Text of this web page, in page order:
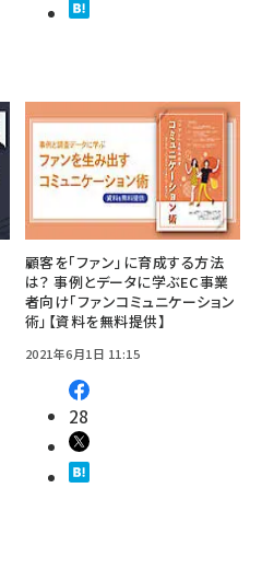
顧客を「ファン」に育成する方法
は？ 事例とデータに学ぶEC事業
者向け「ファンコミュニケーション
術」【資料を無料提供】
2021年6月1日 11:15
28